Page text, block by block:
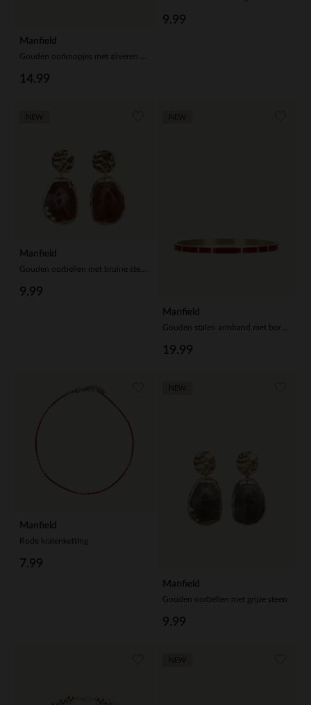
Manfield
14.99
9.99
Manfield
9.99
Manfield
Gouden stalen armband met bordeaux rode details
19.99
Manfield
Rode kralenketting
7.99
Manfield
Gouden oorbellen met grijze steen
9.99